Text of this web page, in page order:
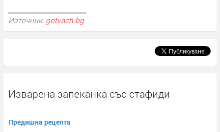
Източник: gotvach.bg
Изварена запеканка със стафиди
Предишна рецепта